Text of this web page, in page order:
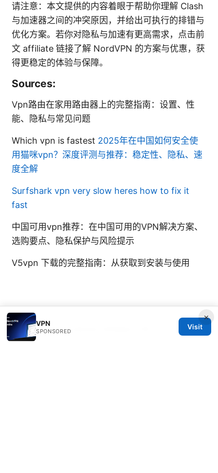
请注意：本文提供的内容着眼于帮助你理解 Clash
与加速器之间的冲突原因，并给出可执行的排错与
优化方案。若你对隐私与加速有更高需求，点击前
文 affiliate 链接了解 NordVPN 的方案与优惠，获
得更稳定的体验与保障。
Sources:
Vpn路由在家用路由器上的完整指南：设置、性
能、隐私与常见问题
Which vpn is fastest 2025年在中国如何安全使
用猫咪vpn？深度评测与推荐：稳定性、隐私、速
度全解
Surfshark vpn very slow heres how to fix it
fast
中国可用vpn推荐：在中国可用的VPN解决方案、
选购要点、隐私保护与风险提示
V5vpn 下载的完整指南：从获取到安装与使用
×
VPN
SPONSORED
Visit
© Speedworlddragway 2026